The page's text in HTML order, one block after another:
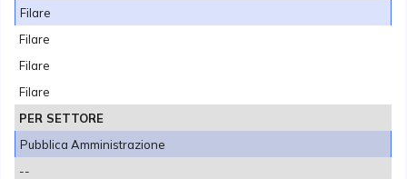
Filare
Filare
Filare
Filare
PER SETTORE
Pubblica Amministrazione
--